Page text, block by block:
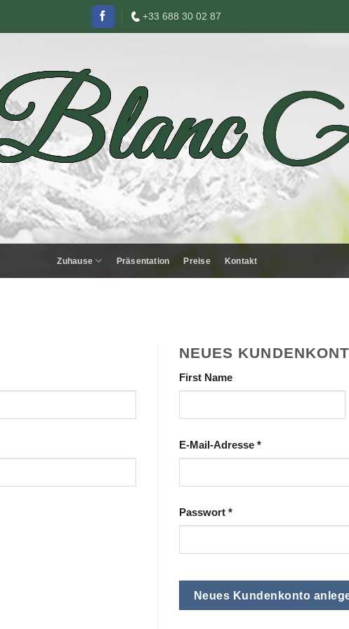
+33 688 30 02 87
Zuhause Präsentation Preise Kontakt
NEUES
First Name
E-Mail-Adresse *
Passwort *
Neues Kundenkonto